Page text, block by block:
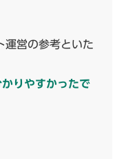
運営の参考といた
りやすかったで